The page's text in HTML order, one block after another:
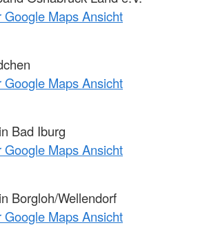
Google Maps Ansicht
Google Maps Ansicht
Bad Iburg
Google Maps Ansicht
Borgloh/Wellendorf
Google Maps Ansicht